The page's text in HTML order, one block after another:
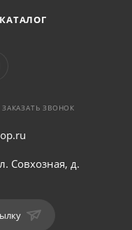
КАТАЛОГ
ЗАКАЗАТЬ ЗВОНОК
Совхозная, д.